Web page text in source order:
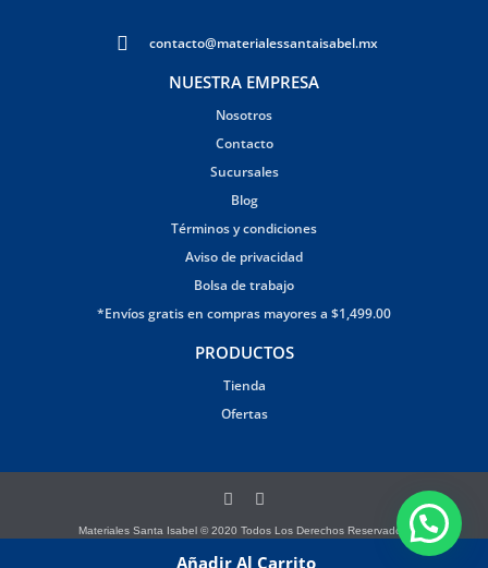
Añadir Al Carrito
contacto@materialessantaisabel.mx
NUESTRA EMPRESA
Nosotros
Contacto
Sucursales
Blog
Términos y condiciones
Aviso de privacidad
Bolsa de trabajo
*Envíos gratis en compras mayores a $1,499.00
PRODUCTOS
Tienda
Ofertas
Materiales Santa Isabel © 2020 Todos Los Derechos Reservados.